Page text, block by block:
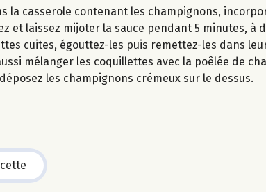
la casserole contenant les champignons,
et laissez mijoter la sauce pendant 5 minutes, à
cuites, égouttez-les puis remettez-les dans
mélanger les coquillettes avec la poêlée de
les champignons crémeux sur le dessus.